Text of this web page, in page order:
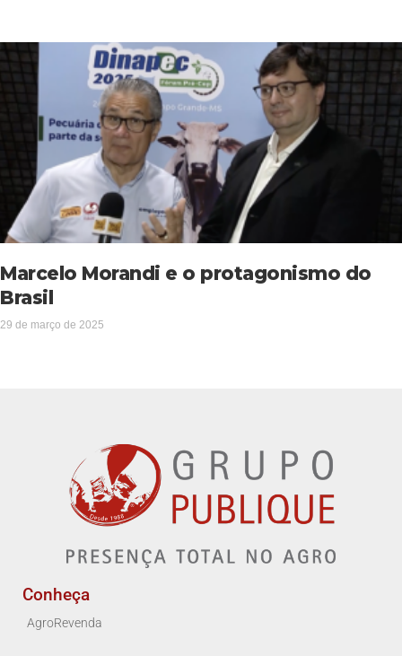
Marcelo Morandi e o protagonismo do
Brasil
29 de março de 2025
Conheça
AgroRevenda